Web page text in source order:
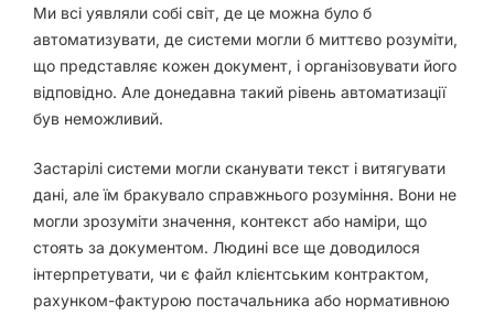
Ми всі уявляли собі світ, де це можна було б
автоматизувати, де системи могли б миттєво розуміти,
що представляє кожен документ, і організовувати його
відповідно. Але донедавна такий рівень автоматизації
був неможливий.
Застарілі системи могли сканувати текст і витягувати
дані, але їм бракувало справжнього розуміння. Вони не
могли зрозуміти значення, контекст або наміри, що
стоять за документом. Людині все ще доводилося
інтерпретувати, чи є файл клієнтським контрактом,
рахунком-фактурою постачальника або нормативною